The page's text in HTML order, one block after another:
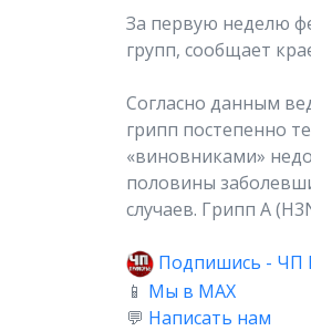
За первую неделю
групп, сообщает
Согласно данным
грипп постепенно
«виновниками»
половины
случаев. Грипп А
Подпишись - ЧП
📱 Мы в MAX
💬 Написать нам